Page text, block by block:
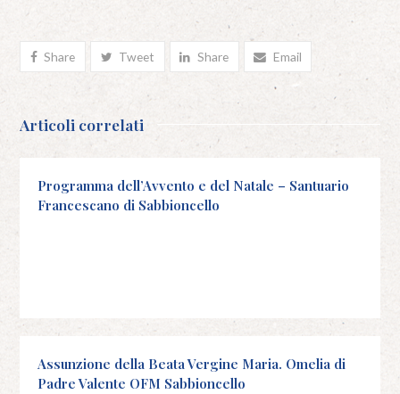
Share Tweet Share Email
Articoli correlati
Programma dell’Avvento e del Natale – Santuario
Francescano di Sabbioncello
Assunzione della Beata Vergine Maria. Omelia di
Padre Valente OFM Sabbioncello